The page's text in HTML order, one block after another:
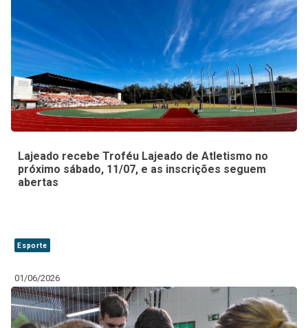
Lajeado recebe Troféu Lajeado de Atletismo no
próximo sábado, 11/07, e as inscrições seguem
abertas
Esporte
01/06/2026